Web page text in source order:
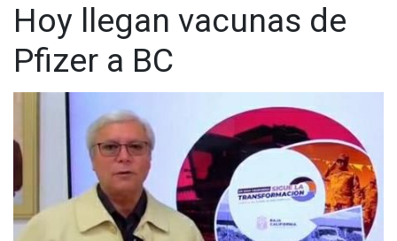
En estos puntos de vacunación los horarios serán de 8:00 pm
a 1:30 am.
Los dos puntos peatonales serán en la Plaza Cachanilla y
Plaza Sendero.
Los horarios de vacunación son de 8:00 am a 3:00 pm.
En Tijuana únicamente se habilitará un sitio de vacunación
peatonal en el Centro de Gobierno (IMOS) de 8:00 am a 4:00
pm.
El Secretario de Salud, Alonso Pérez Rico indicó que las
Hoy llegan vacunas de
Pfizer a BC